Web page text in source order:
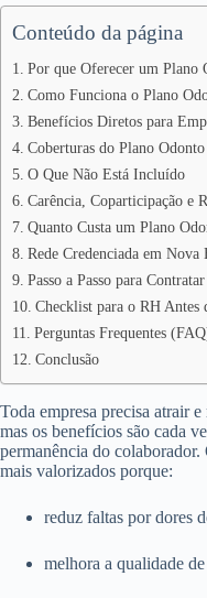
Conteúdo da página
Por que Oferecer um Plano
Como Funciona o Plano
Benefícios Diretos para
Coberturas do Plano
O Que Não Está Incluído
Carência, Coparticipação e
Quanto Custa um Plano
Rede Credenciada em Nova
Passo a Passo para Contratar
Checklist para o RH Antes
Perguntas Frequentes
Conclusão
Toda empresa precisa atrair
mas os benefícios são cada
permanência do
mais valorizados porque:
reduz faltas por dores
melhora a qualidade